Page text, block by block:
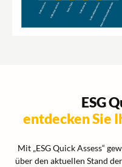
ESG
entdecken Sie
Mit „ESG Quick Assess“
über den aktuellen Stand